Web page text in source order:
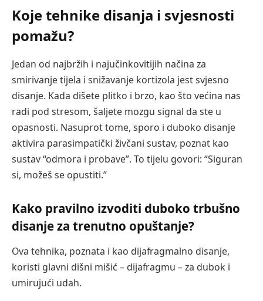
Koje tehnike disanja i svjesnosti
pomažu?
Jedan od najbržih i najučinkovitijih načina za
smirivanje tijela i snižavanje kortizola jest svjesno
disanje. Kada dišete plitko i brzo, kao što većina nas
radi pod stresom, šaljete mozgu signal da ste u
opasnosti. Nasuprot tome, sporo i duboko disanje
aktivira parasimpatički živčani sustav, poznat kao
sustav “odmora i probave”. To tijelu govori: “Siguran
si, možeš se opustiti.”
Kako pravilno izvoditi duboko trbušno
disanje za trenutno opuštanje?
Ova tehnika, poznata i kao dijafragmalno disanje,
koristi glavni dišni mišić – dijafragmu – za dubok i
umirujući udah.